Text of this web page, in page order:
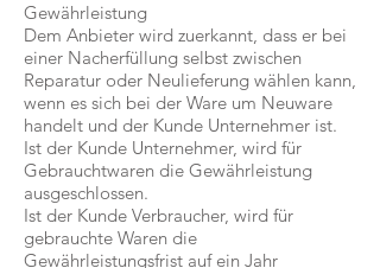
Gewährleistung
Dem Anbieter wird zuerkannt, dass er bei
einer Nacherfüllung selbst zwischen
Reparatur oder Neulieferung wählen kann,
wenn es sich bei der Ware um Neuware
handelt und der Kunde Unternehmer ist.
Ist der Kunde Unternehmer, wird für
Gebrauchtwaren die Gewährleistung
ausgeschlossen.
Ist der Kunde Verbraucher, wird für
gebrauchte Waren die
Gewährleistungsfrist auf ein Jahr